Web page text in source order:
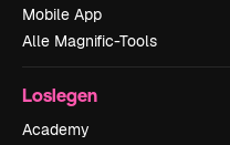
Mobile App
Alle Magnific-Tools
Loslegen
Academy